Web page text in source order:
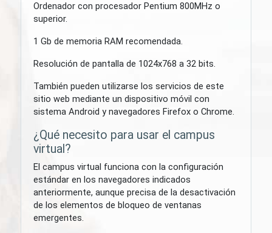
Ordenador con procesador Pentium 800MHz o
superior.
1 Gb de memoria RAM recomendada.
Resolución de pantalla de 1024x768 a 32 bits.
También pueden utilizarse los servicios de este
sitio web mediante un dispositivo móvil con
sistema Android y navegadores Firefox o Chrome.
¿Qué necesito para usar el campus
virtual?
El campus virtual funciona con la configuración
estándar en los navegadores indicados
anteriormente, aunque precisa de la desactivación
de los elementos de bloqueo de ventanas
emergentes.